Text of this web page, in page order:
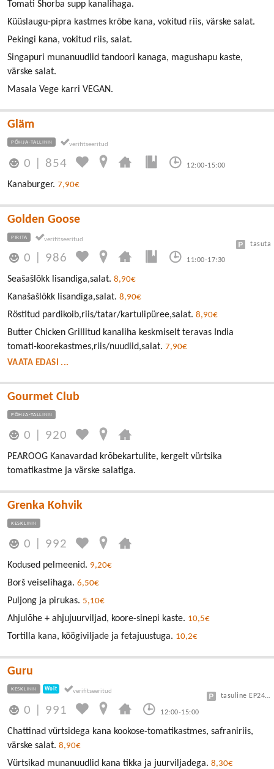
Tomati Shorba supp kanalihaga.
Küüslaugu-pipra kastmes krõbe kana, vokitud riis, värske salat.
Pekingi kana, vokitud riis, salat.
Singapuri munanuudlid tandoori kanaga, magushapu kaste,
värske salat.
Masala Vege karri VEGAN.
Gläm
PÕHJA-TALLINN
0 854 12:00-15:00
Kanaburger. 7,90€
Golden Goose
PIRITA
0 986 11:00-17:30
tasuta
Seašašlõkk lisandiga,salat. 8,90€
Kanašašlõkk lisandiga,salat. 8,90€
Röstitud pardikoib,riis/tatar/kartulipüree,salat. 8,90€
Butter Chicken Grillitud kanaliha keskmiselt teravas India
tomati-koorekastmes,riis/nuudlid,salat. 7,90€
VAATA EDASI ...
Gourmet Club
PÕHJA-TALLINN
0 920
PEAROOG Kanavardad krõbekartulite, kergelt vürtsika
tomatikastme ja värske salatiga.
Grenka Kohvik
KESKLINN
0 992
Kodused pelmeenid. 9,20€
Borš veiselihaga. 6,50€
Puljong ja pirukas. 5,10€
Ahjulõhe + ahjujuurviljad, koore-sinepi kaste. 10,5€
Tortilla kana, köögiviljade ja fetajuustuga. 10,2€
Guru
KESKLINN Wolt
0 991 12:00-15:00
tasuline EP24 või Vanalinn
Chattinad vürtsidega kana kookose-tomatikastmes, safraniriis,
värske salat. 8,90€
Vürtsikad munanuudlid kana tikka ja juurviljadega. 8,30€